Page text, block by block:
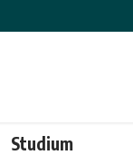
Studium